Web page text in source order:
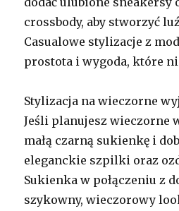
crossbody, aby stworzyć
Casualowe stylizacje z
prostota i wygoda, które
Stylizacja na wieczorne
Jeśli planujesz wieczorne
małą czarną sukienkę i
eleganckie szpilki oraz
Sukienka w połączeniu z
szykowny, wieczorowy